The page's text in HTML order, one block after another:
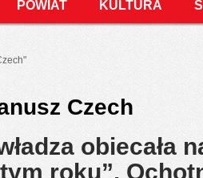
POWIAT KULTURA
Czech
obiecała
roku”.